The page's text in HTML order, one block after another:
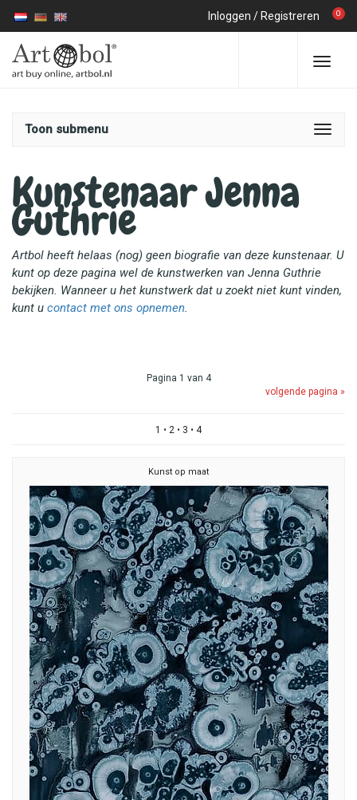
Inloggen / Registreren 0
Toon submenu
Kunstenaar Jenna
Guthrie
Artbol heeft helaas (nog) geen biografie van deze kunstenaar. U
kunt op deze pagina wel de kunstwerken van Jenna Guthrie
bekijken. Wanneer u het kunstwerk dat u zoekt niet kunt vinden,
kunt u contact met ons opnemen.
Pagina 1 van 4
volgende pagina »
1 • 2 • 3 • 4
Kunst op maat